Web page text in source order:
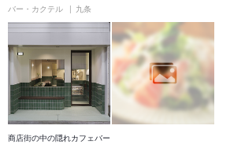
バー・カクテル 九条
商店街の中の隠れカフェバー